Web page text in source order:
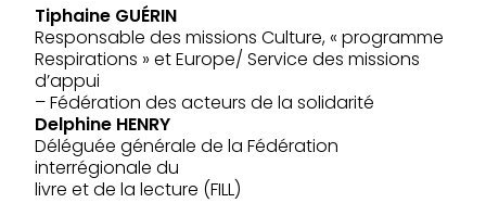
Tiphaine GUÉRIN
Responsable des missions Culture, « programme
Respirations » et Europe/ Service des missions
d’appui
– Fédération des acteurs de la solidarité
Delphine HENRY
Déléguée générale de la Fédération
interrégionale du
livre et de la lecture (FILL)